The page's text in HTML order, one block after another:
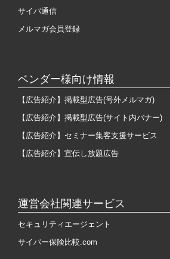
サイバ通信
メルマガ会員登録
ベンダー様向け情報
【広告紹介】掲載型広告(号外メルマガ)
【広告紹介】掲載型広告(サイト内バナー)
【広告紹介】セミナー集客支援サービス
【広告紹介】宣伝し放題広告
運営会社関連サービス
セキュリティエージェント
サイバー保険比較.com